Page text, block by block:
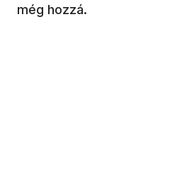
még hozzá.